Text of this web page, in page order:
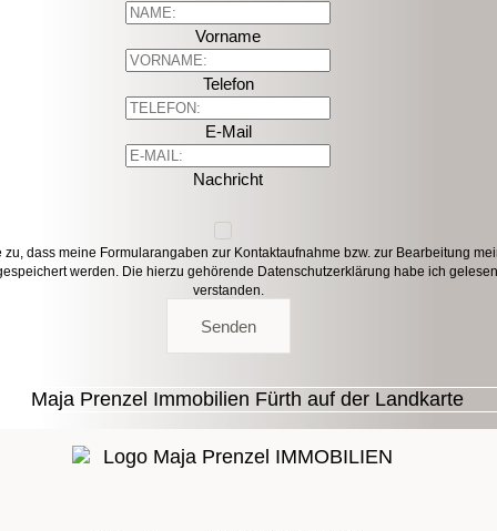
Vorname
Telefon
E-Mail
Nachricht
zu, dass meine Formularangaben zur Kontaktaufnahme bzw. zur Bearbeitung
werden. Die hierzu gehörende Datenschutzerklärung habe ich
verstanden.
Senden